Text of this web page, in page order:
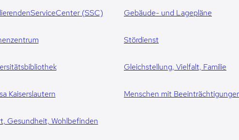
(SSC)
Kaiserslautern
Gesundheit, Wohlbefinden
Gebäude- und Lagepläne
Stördienst
Gleichstellung, Vielfalt, Familie
Menschen mit